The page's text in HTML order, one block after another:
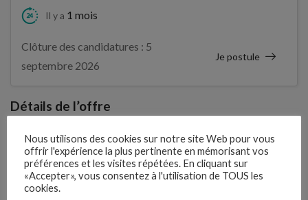
Il y a 1 mois
Clôture des candidatures : 5
septembre 2026
Je postule
Détails de l’offre
Entreprise qui propose l'emploi
BRETISOL
Nous utilisons des cookies sur notre site Web pour vous
offrir l'expérience la plus pertinente en mémorisant vos
préférences et les visites répétées. En cliquant sur
«Accepter», vous consentez à l'utilisation de TOUS les
cookies.